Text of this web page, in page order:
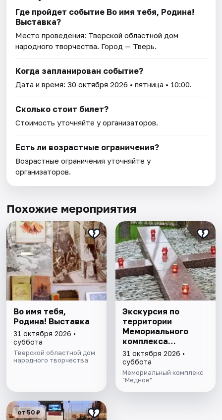
Где пройдет событие Во имя тебя, Родина!
Выставка?
Место проведения: Тверской областной дом
народного творчества. Город — Тверь.
Когда запланирован событие?
Дата и время:30 октября 2026 • пятница • 10:00.
Сколько стоит билет?
Стоимость уточняйте у организаторов.
Есть ли возрастные ограничения?
Возрастные ограничения уточняйте у
организаторов.
Похожие мероприятия
Во имя тебя,
Родина! Выставка
31 октября 2026 •
суббота
Тверской областной дом
народного творчества
Экскурсия по
территории
Мемориального
комплекса
"Медное"
31 октября 2026 •
суббота
Мемориальный комплекс
"Медное"
от 50 ₽